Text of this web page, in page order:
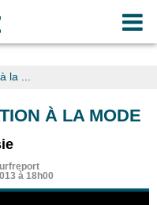
la ...
À LA MODE
à 18h00